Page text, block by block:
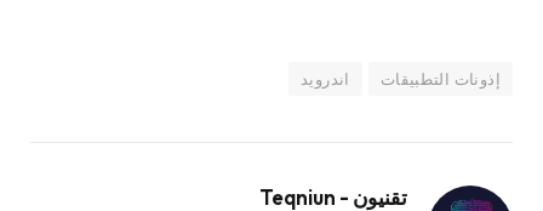
إذونات التطبيقات اندرويد
تقنيون - Teqniun